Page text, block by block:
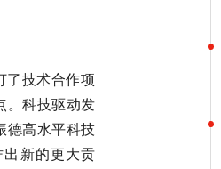
了技术合作项
。科技驱动发
德高水平科技
出新的更大贡